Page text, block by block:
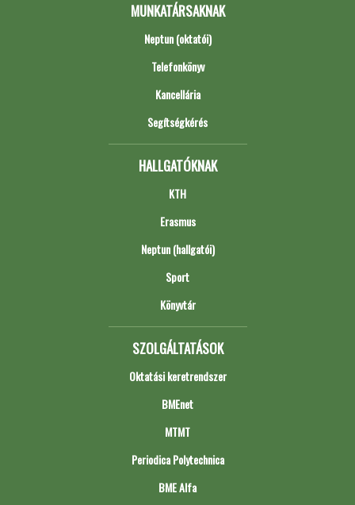
MUNKATÁRSAKNAK
Neptun (oktatói)
Telefonkönyv
Kancellária
Segítségkérés
HALLGATÓKNAK
KTH
Erasmus
Neptun (hallgatói)
Sport
Könyvtár
SZOLGÁLTATÁSOK
Oktatási keretrendszer
BMEnet
MTMT
Periodica Polytechnica
BME Alfa